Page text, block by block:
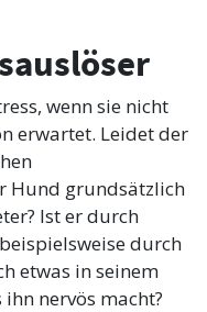
wenn sie nicht
erwartet. Leidet der
Hund grundsätzlich
Ist er durch
durch
etwas in seinem
nervös macht?